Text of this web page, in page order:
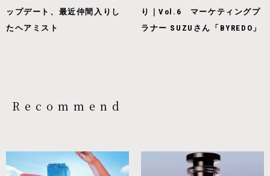
ップデート、最近仲間入りし
たヘアミスト
り｜Vol.6 マーケティングプ
ラナー SUZUさん「BYREDO」
Recommend